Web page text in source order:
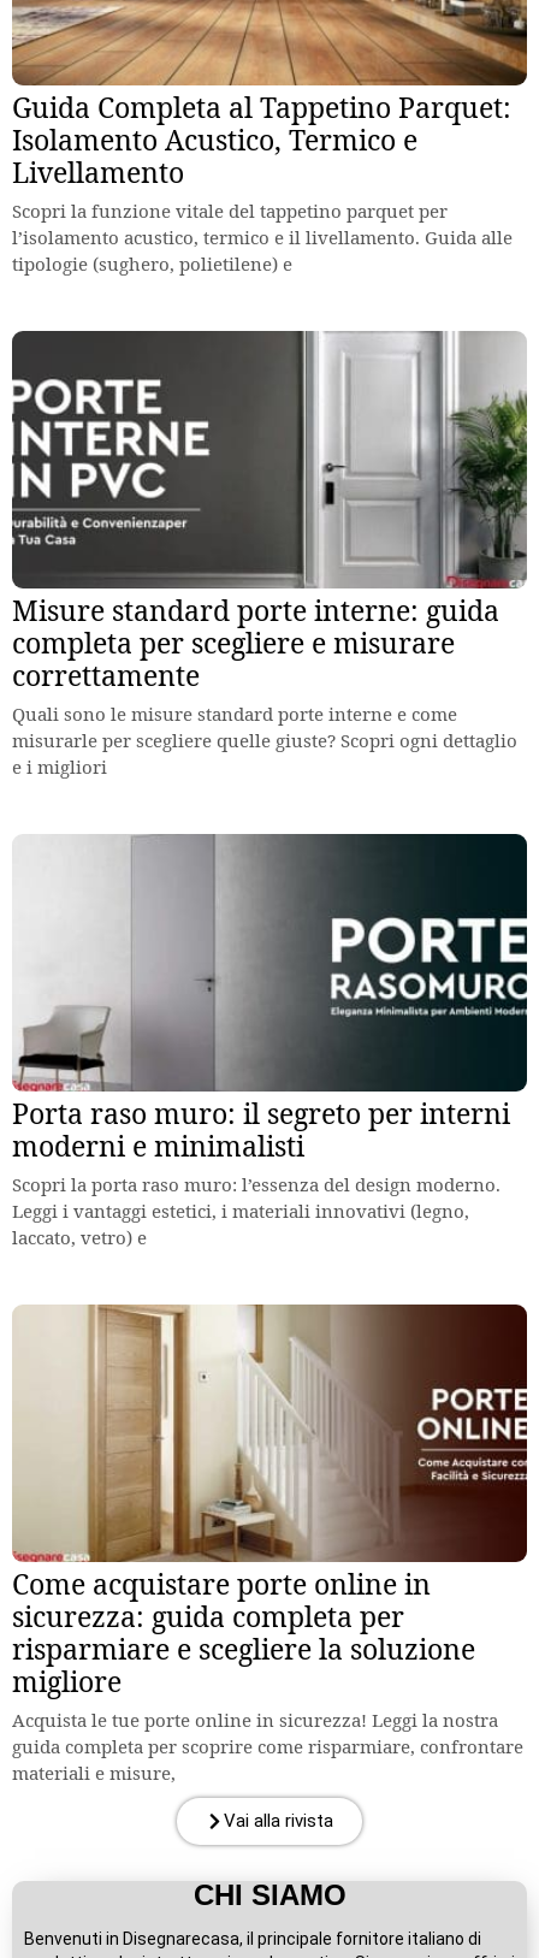
Guida Completa al Tappetino Parquet:
Isolamento Acustico, Termico e
Livellamento
Scopri la funzione vitale del tappetino parquet per
l’isolamento acustico, termico e il livellamento. Guida alle
tipologie (sughero, polietilene) e
Misure standard porte interne: guida
completa per scegliere e misurare
correttamente
Quali sono le misure standard porte interne e come
misurarle per scegliere quelle giuste? Scopri ogni dettaglio
e i migliori
Porta raso muro: il segreto per interni
moderni e minimalisti
Scopri la porta raso muro: l’essenza del design moderno.
Leggi i vantaggi estetici, i materiali innovativi (legno,
laccato, vetro) e
Come acquistare porte online in
sicurezza: guida completa per
risparmiare e scegliere la soluzione
migliore
Acquista le tue porte online in sicurezza! Leggi la nostra
guida completa per scoprire come risparmiare, confrontare
materiali e misure,
Vai alla rivista
CHI SIAMO
Benvenuti in Disegnarecasa, il principale fornitore italiano di